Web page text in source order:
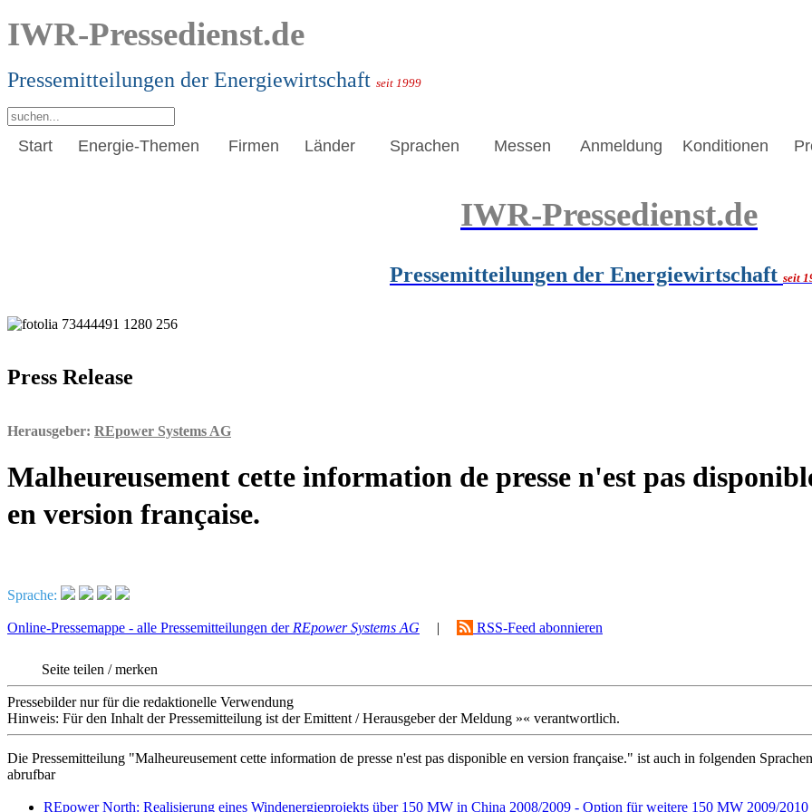
IWR-Pressedienst.de
Pressemitteilungen der Energiewirtschaft seit 1999
Start Energie-Themen Firmen Länder Sprachen Messen Anmeldung Konditionen
IWR-Pressedienst.de
Pressemitteilungen der Energiewirtschaft seit
Press Release
Herausgeber: REpower Systems AG
Malheureusement cette information de presse n'est pas
en version française.
Sprache:
Online-Pressemappe - alle Pressemitteilungen der REpower Systems AG | RSS-Feed abonnieren
Seite teilen / merken
Pressebilder nur für die redaktionelle Verwendung
Hinweis: Für den Inhalt der Pressemitteilung ist der Emittent / Herausgeber der Meldung »« verantwortlich.
Die Pressemitteilung "Malheureusement cette information de presse n'est pas disponible en version française." ist auch in folgenden Sprachen
abrufbar
REpower North: Realisierung eines Windenergieprojekts über 150 MW in China 2008/2009 - Option für weitere 150 MW 2009/2010